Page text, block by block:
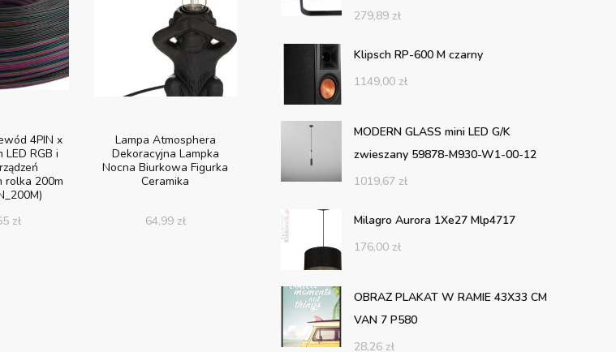
4PIN x
RGB i
rolka 200m
zł
Lampa Atmosphera
Dekoracyjna Lampka
Nocna Biurkowa Figurka
Ceramika
64,99 zł
279,89 zł
Klipsch RP-600 M czarny
1149,00 zł
MODERN GLASS mini LED G/K
zwieszany 59878-M930-W1-00-12
1019,67 zł
Milagro Aurora 1Xe27 Mlp4717
176,00 zł
OBRAZ PLAKAT W RAMIE 43X33 CM
VAN 7 P580
28,26 zł